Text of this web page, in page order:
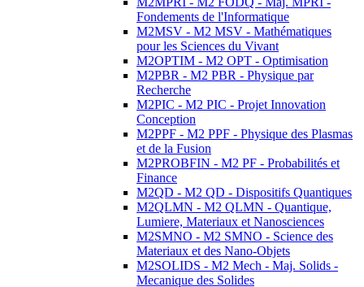
Fondements de l'Informatique
M2MSV - M2 MSV - Mathématiques
pour les Sciences du Vivant
M2OPTIM - M2 OPT - Optimisation
M2PBR - M2 PBR - Physique par
Recherche
M2PIC - M2 PIC - Projet Innovation
Conception
M2PPF - M2 PPF - Physique des Plasmas
et de la Fusion
M2PROBFIN - M2 PF - Probabilités et
Finance
M2QD - M2 QD - Dispositifs Quantiques
M2QLMN - M2 QLMN - Quantique,
Lumiere, Materiaux et Nanosciences
M2SMNO - M2 SMNO - Science des
Materiaux et des Nano-Objets
M2SOLIDS - M2 Mech - Maj. Solids -
Mecanique des Solides